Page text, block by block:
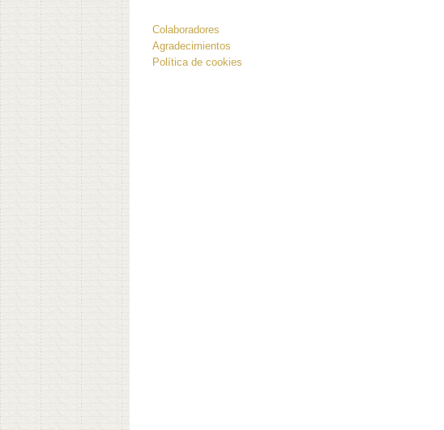
Colaboradores
Agradecimientos
Política de cookies